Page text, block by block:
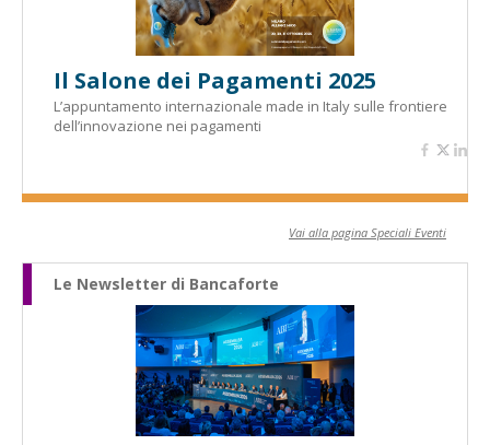
Il Salone dei Pagamenti 2025
L’appuntamento internazionale made in Italy sulle frontiere
dell’innovazione nei pagamenti
Vai alla pagina Speciali Eventi
Le Newsletter di Bancaforte